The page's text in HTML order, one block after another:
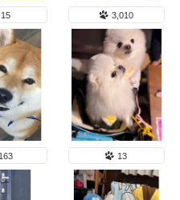
15 3,010
163 13